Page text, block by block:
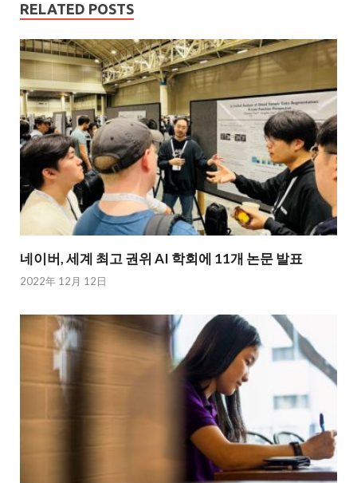
RELATED POSTS
네이버, 세계 최고 권위 AI 학회에 11개 논문 발표
2022年 12月 12日